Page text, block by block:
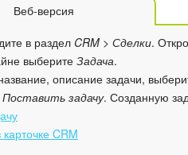
Веб-версия
в раздел CRM > Сделки.
выберите Задача.
описание задачи,
Поставить задачу. Созданную
CRM